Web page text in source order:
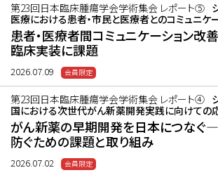
第23回日本臨床腫瘍学会学術集会 レポート⑤
医療における患者・市民と医療者とのコミュニケ
患者・医療者間コミュニケーション
臨床実装に課題
2026.07.09
第23回日本臨床腫瘍学会学術集会 レポート④
国における次世代がん新薬開発実践に向けての
がん新薬の早期開発を日本につなぐ―
防ぐための課題と取り組み
2026.07.02